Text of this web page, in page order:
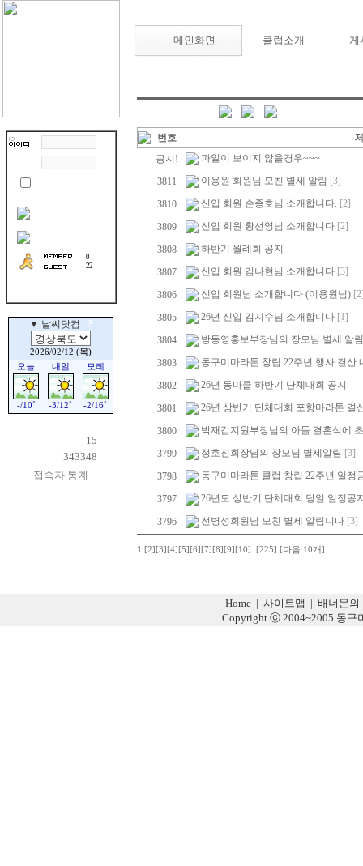
0
22
15
343348
접속자 통계
메인화면 클럽소개 게
번호
공지!
파일이 보이지 않을경우~~~
3811 이용원 회원님 모친 별세 알림 [3]
3810 신입 회원 손종호님 소개합니다. [2]
3809 신입 회원 황선영님 소개합니다 [2]
3808 하반기 월례회 공지
3807 신입 회원 김나현님 소개합니다 [3]
3806 신입 회원님 소개합니다 (이용원님)
3805 26년 신입 김지수님 소개합니다 [1]
3804 방동영홍보부장님의 장모님 별세 알림
3803 동구미마라톤 창립 22주년 행사 결산
3802 26년 동마클 하반기 단체대회 공지
3801 26년 상반기 단체대회 포항마라톤 결
3800 박재갑지원부장님의 아들 결혼식에
3799 정호진회장님의 장모님 별세알림 [3]
3798 동구미마라톤 클럽 창립 22주년 일정
3797 26년도 상반기 단체대회 당일 일정공
3796 전병성회원님 모친 별세 알림니다 [3]
1 [2] [3] [4] [5] [6] [7] [8] [9] [10] [225] [다음 10개]
Home | 사이트맵 | 배너문의
Copyright ⓒ 2004~2005 동구